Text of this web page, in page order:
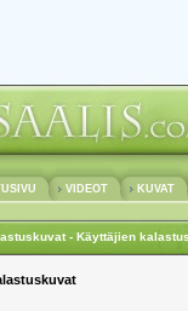
VIDEOT KUVAT
- Käyttäjien